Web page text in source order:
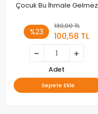
Çocuk Bu İhmale Gelmez
%23
130,00 TL
100,58 TL
Adet
Sepete Ekle